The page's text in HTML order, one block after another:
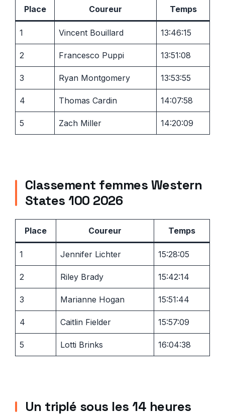
Place Coureur Temps
1 Vincent Bouillard 13:46:15
2 Francesco Puppi 13:51:08
3 Ryan Montgomery 13:53:55
4 Thomas Cardin 14:07:58
5 Zach Miller 14:20:09
Classement femmes Western
States 100 2026
Place Coureur Temps
1 Jennifer Lichter 15:28:05
2 Riley Brady 15:42:14
3 Marianne Hogan 15:51:44
4 Caitlin Fielder 15:57:09
5 Lotti Brinks 16:04:38
Un triplé sous les 14 heures